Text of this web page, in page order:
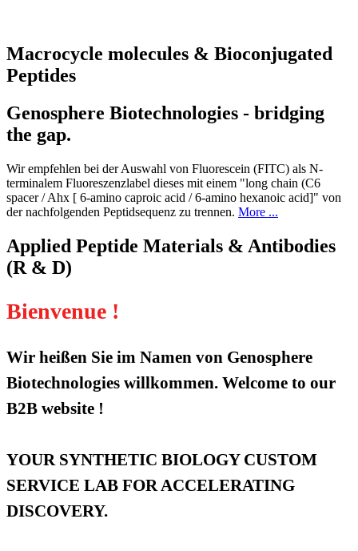
Macrocycle molecules & Bioconjugated
Peptides
Genosphere Biotechnologies - bridging
the gap.
Wir empfehlen bei der Auswahl von Fluorescein (FITC) als N-
terminalem Fluoreszenzlabel dieses mit einem "long chain (C6
spacer / Ahx [ 6-amino caproic acid / 6-amino hexanoic acid]" von
der nachfolgenden Peptidsequenz zu trennen. More ...
Applied Peptide Materials & Antibodies
(R & D)
Bienvenue !
Wir heißen Sie im Namen von Genosphere
Biotechnologies willkommen. Welcome to our
B2B website !
YOUR SYNTHETIC BIOLOGY CUSTOM
SERVICE LAB FOR ACCELERATING
DISCOVERY.